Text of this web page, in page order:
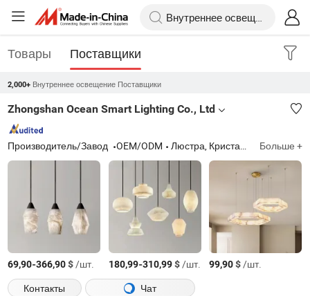
Товары Поставщики
2,000+ Внутреннее освещение Поставщики
Zhongshan Ocean Smart Lighting Co., Ltd
Производитель/Завод OEM/ODM Люстра, Кристальная люстра, Подвесной светильник, Настольная лампа, Торшер, Потолочный светильник, Настенный светильник, Освещение, Освещение для отелей, Энергосберегающая лампа Больше +
69,90-366,90$/шт. 180,99-310,99$/шт. 99,90$/шт.
Контакты
Чат